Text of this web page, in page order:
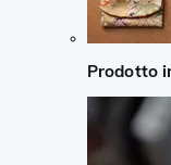
Prodotto